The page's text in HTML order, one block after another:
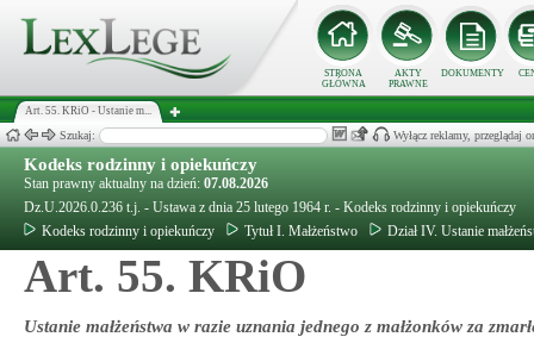
STRONA
GŁÓWNA
AKTY
PRAWNE
DOKUMENTY
Art. 55. KRiO - Ustanie m...
Szukaj: Wyłącz reklamy, przeglądaj
Kodeks rodzinny i opiekuńczy
Stan prawny aktualny na dzień: 07.08.2026
Dz.U.2026.0.236 t.j. - Ustawa z dnia 25 lutego 1964 r. - Kodeks rodzinny i opiekuńczy
Kodeks rodzinny i opiekuńczy
Tytuł I. Małżeństwo Dział IV. Ustanie
Art. 55. KRiO
Ustanie małżeństwa w razie uznania jednego z małżonków za